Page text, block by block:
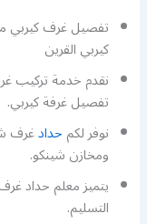
تفصيل غرف كيربي
كيربي القرين
نقدم خدمة تركيب
تفصيل غرفة كيربي.
نوفر لكمحدادغرف
ومخازن شينكو.
يتميز معلم حداد
التسليم.